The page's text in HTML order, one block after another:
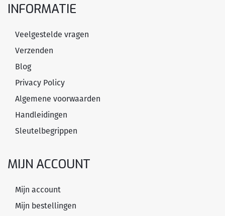
INFORMATIE
Veelgestelde vragen
Verzenden
Blog
Privacy Policy
Algemene voorwaarden
Handleidingen
Sleutelbegrippen
MIJN ACCOUNT
Mijn account
Mijn bestellingen